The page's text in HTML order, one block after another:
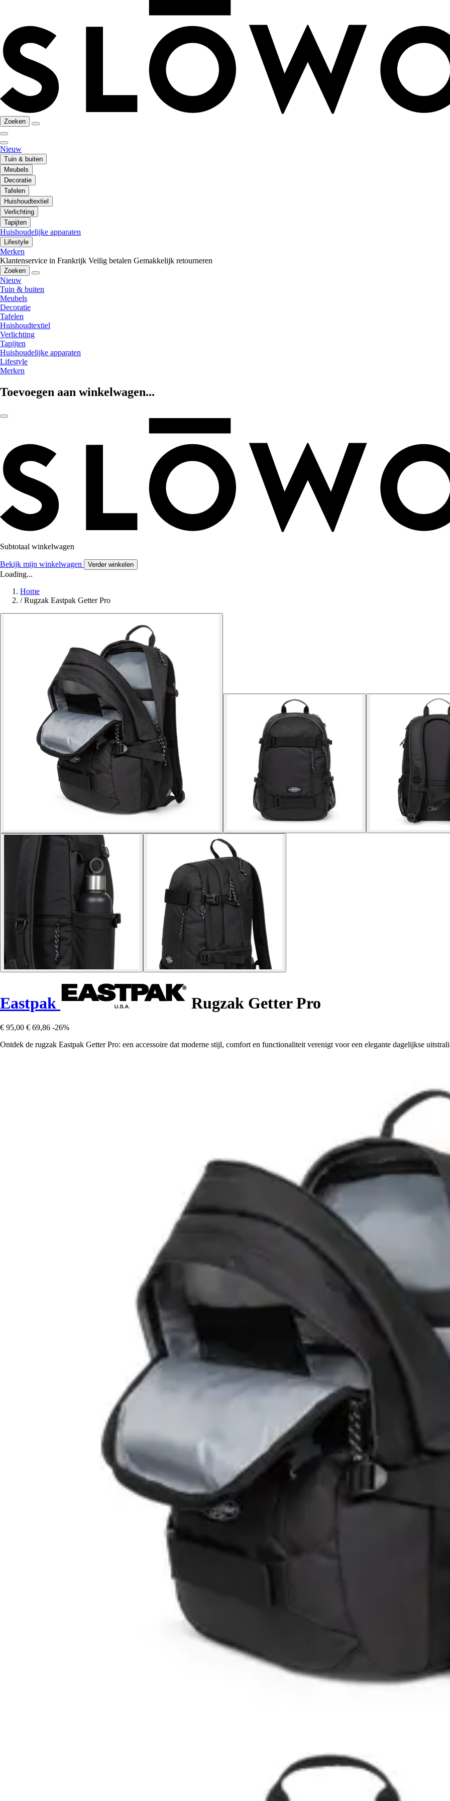
Zoeken
Nieuw
Tuin & buiten
Meubels
Decoratie
Tafelen
Huishoudtextiel
Verlichting
Tapijten
Huishoudelijke apparaten
Lifestyle
Merken
Klantenservice in Frankrijk Veilig betalen Gemakkelijk retourneren
Zoeken
Nieuw
Tuin & buiten
Meubels
Decoratie
Tafelen
Huishoudtextiel
Verlichting
Tapijten
Huishoudelijke apparaten
Lifestyle
Merken
Toevoegen aan winkelwagen...
Subtotaal winkelwagen
Bekijk mijn winkelwagen Verder winkelen
Loading...
Home
/ Rugzak Eastpak Getter Pro
Eastpak Rugzak Getter Pro
€ 95,00 € 69,86 -26%
Ontdek de rugzak Eastpak Getter Pro: een accessoire dat moderne stijl, comfort en functionaliteit verenigt voor een elegante dagelijkse